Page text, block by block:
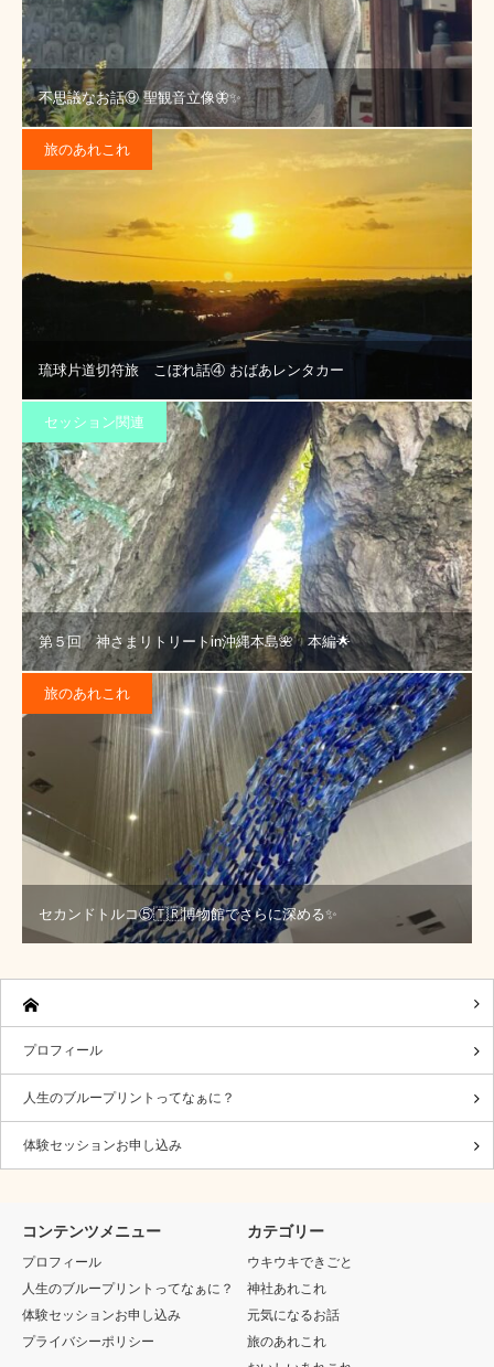
不思議なお話⑨ 聖観音立像🦋✨
旅のあれこれ
琉球片道切符旅 こぼれ話④ おばあレンタカー
セッション関連
第５回 神さまリトリートin沖縄本島🌺 本編🌟
旅のあれこれ
セカンドトルコ⑤🇹🇷博物館でさらに深める✨
プロフィール
人生のブループリントってなぁに？
体験セッションお申し込み
コンテンツメニュー
プロフィール
人生のブループリントってなぁに？
体験セッションお申し込み
プライバシーポリシー
カテゴリー
ウキウキできごと
神社あれこれ
元気になるお話
旅のあれこれ